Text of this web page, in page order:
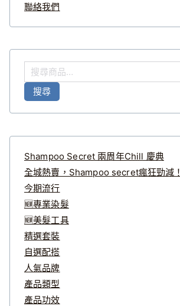
聯絡我們
搜
尋
搜尋
Shampoo Secret 兩周年Chill 慶典
全城熱賣，Shampoo secret瘋狂勁減！
今期流行
🆕專業染髮
🆕美髮工具
精選套裝
自選配搭
人氣品牌
產品類型
產品功效